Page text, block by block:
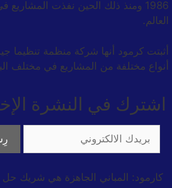
العالم.
أثبتت كرمود أنها شركة منظمة تنظيما
أنواع مختلفة من المشاريع في مختلف
اشترك في النشرة
كارمود: المباني الجاهزة هي شريك حل